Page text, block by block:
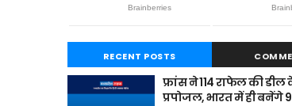
RECENT POSTS
फ्रांस ने 114 राफेल की
प्रपोजल, भारत में ही बनेंगे